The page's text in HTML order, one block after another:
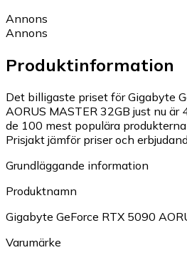
Annons
Annons
Produktinformation
Det billigaste priset för Gigabyte
AORUS MASTER 32GB just nu är
de 100 mest populära
Prisjakt jämför priser och
Grundläggande information
Produktnamn
Gigabyte GeForce RTX 5090
Varumärke